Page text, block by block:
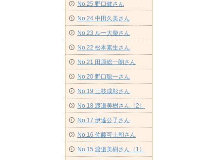
No.25 野口健さん
No.24 中田久美さん
No.23 ルー大柴さん
No.22 松本素生さん
No.21 田原総一朗さん
No.20 野口聡一さん
No.19 三枝成彰さん
No.18 渡邉美樹さん（2）
No.17 伊達公子さん
No.16 佐藤可士和さん
No.15 渡邉美樹さん（1）